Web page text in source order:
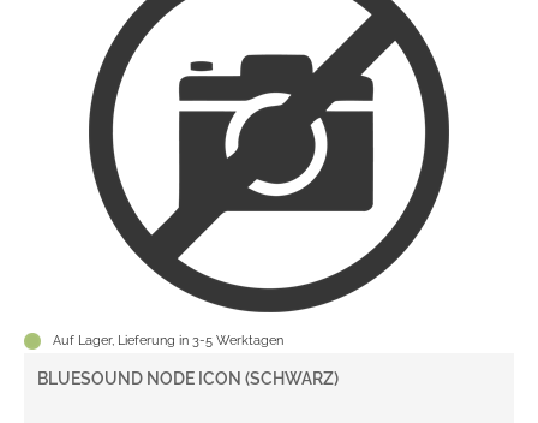
Auf Lager, Lieferung in 3-5 Werktagen
BLUESOUND NODE ICON (SCHWARZ)